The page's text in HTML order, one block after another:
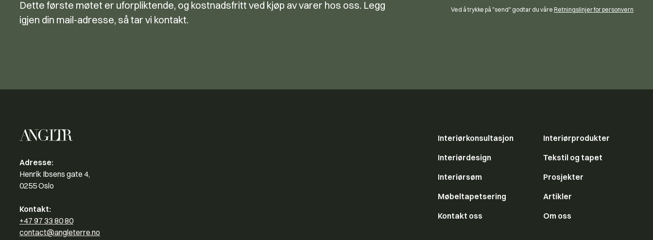
Dette første møtet er uforpliktende, og kostnadsfritt ved kjøp av varer hos oss. Legg
igjen din mail-adresse, så tar vi kontakt.
Ved å trykke på "send" godtar du våre Retningslinjer for personvern
Adresse:
Henrik Ibsens gate 4,
0255 Oslo
Kontakt:
+47 97 33 80 80
contact@angleterre.no
Interiørkonsultasjon
Interiørdesign
Interiørsøm
Møbeltapetsering
Kontakt oss
Interiørprodukter
Tekstil og tapet
Prosjekter
Artikler
Om oss